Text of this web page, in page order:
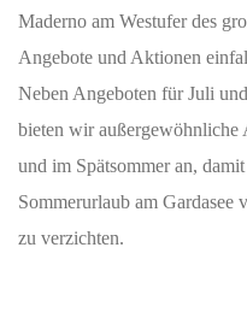
Maderno am Westufer des
Angebote und Aktionen
Neben Angeboten für Juli
bieten wir außergewöhnliche
und im Spätsommer an,
Sommerurlaub am Gardasee
zu verzichten.